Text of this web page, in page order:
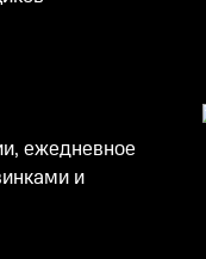
ежедневное
и